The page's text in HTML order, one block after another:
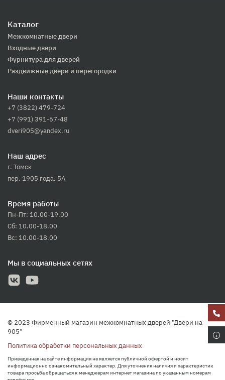
Каталог
Межкомнатные двери
Входные двери
Фурнитура для дверей
Раздвижные двери и перегородки
Наши контакты
+7 (3822) 479-724
+7 (991) 391-67-48
dveri905@yandex.ru
Наш адрес
г. Томск
пер. 1905 года, 5А
Время работы
Пн-Пт: 10.00-19.00
Сб: 10.00-18.00
Вс: 10.00-18.00
Мы в социальных сетях
© 2023 Фирменный магазин межкомнатных дверей "Двери на
905"
Политика обработки персональных данных
Приведенная на сайте информация не является публичной офертой и носит
информационно ознакомительный характер. Для уточнения наличия и характеристик
товара просьба обращаться к менеджерам интернет магазина по указанным номерам